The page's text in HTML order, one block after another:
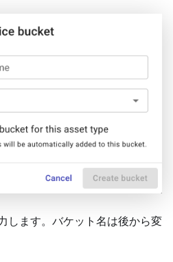
します。バケット名は後から変